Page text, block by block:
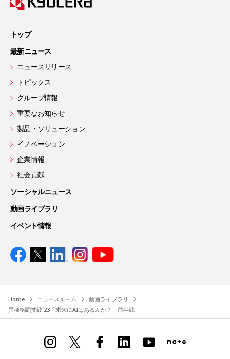
トップ
最新ニュース
ニュースリリース
トピックス
グループ情報
重要なお知らせ
製品・ソリューション
イノベーション
企業情報
社会貢献
ソーシャルニュース
動画ライブラリ
イベント情報
Home ニュースルーム
動画ライブラリ
異種格闘技戦`23「未来にAIはあるんか？」前半戦